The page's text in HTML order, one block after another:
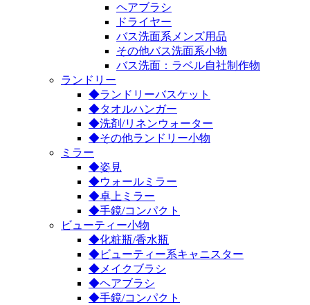
ヘアブラシ
ドライヤー
バス洗面系メンズ用品
その他バス洗面系小物
バス洗面：ラベル自社制作物
ランドリー
◆ランドリーバスケット
◆タオルハンガー
◆洗剤/リネンウォーター
◆その他ランドリー小物
ミラー
◆姿見
◆ウォールミラー
◆卓上ミラー
◆手鏡/コンパクト
ビューティー小物
◆化粧瓶/香水瓶
◆ビューティー系キャニスター
◆メイクブラシ
◆ヘアブラシ
◆手鏡/コンパクト